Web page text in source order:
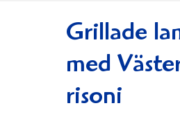
Grillade
med
risoni